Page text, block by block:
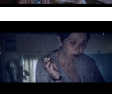
UNRUHR